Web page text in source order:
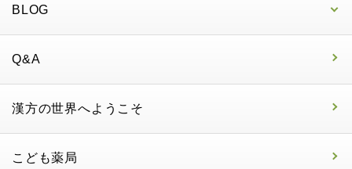
BLOG
Q&A
漢方の世界へようこそ
こども薬局